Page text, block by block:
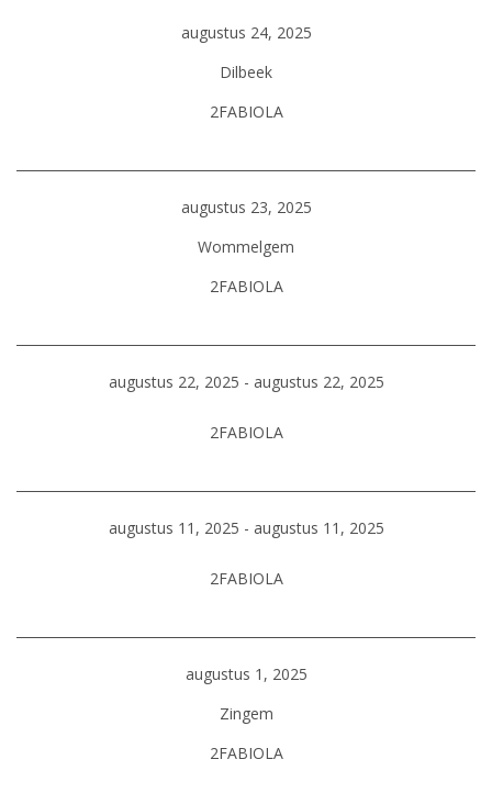
augustus 24, 2025
Dilbeek
2FABIOLA
augustus 23, 2025
Wommelgem
2FABIOLA
augustus 22, 2025 - augustus 22, 2025
2FABIOLA
augustus 11, 2025 - augustus 11, 2025
2FABIOLA
augustus 1, 2025
Zingem
2FABIOLA